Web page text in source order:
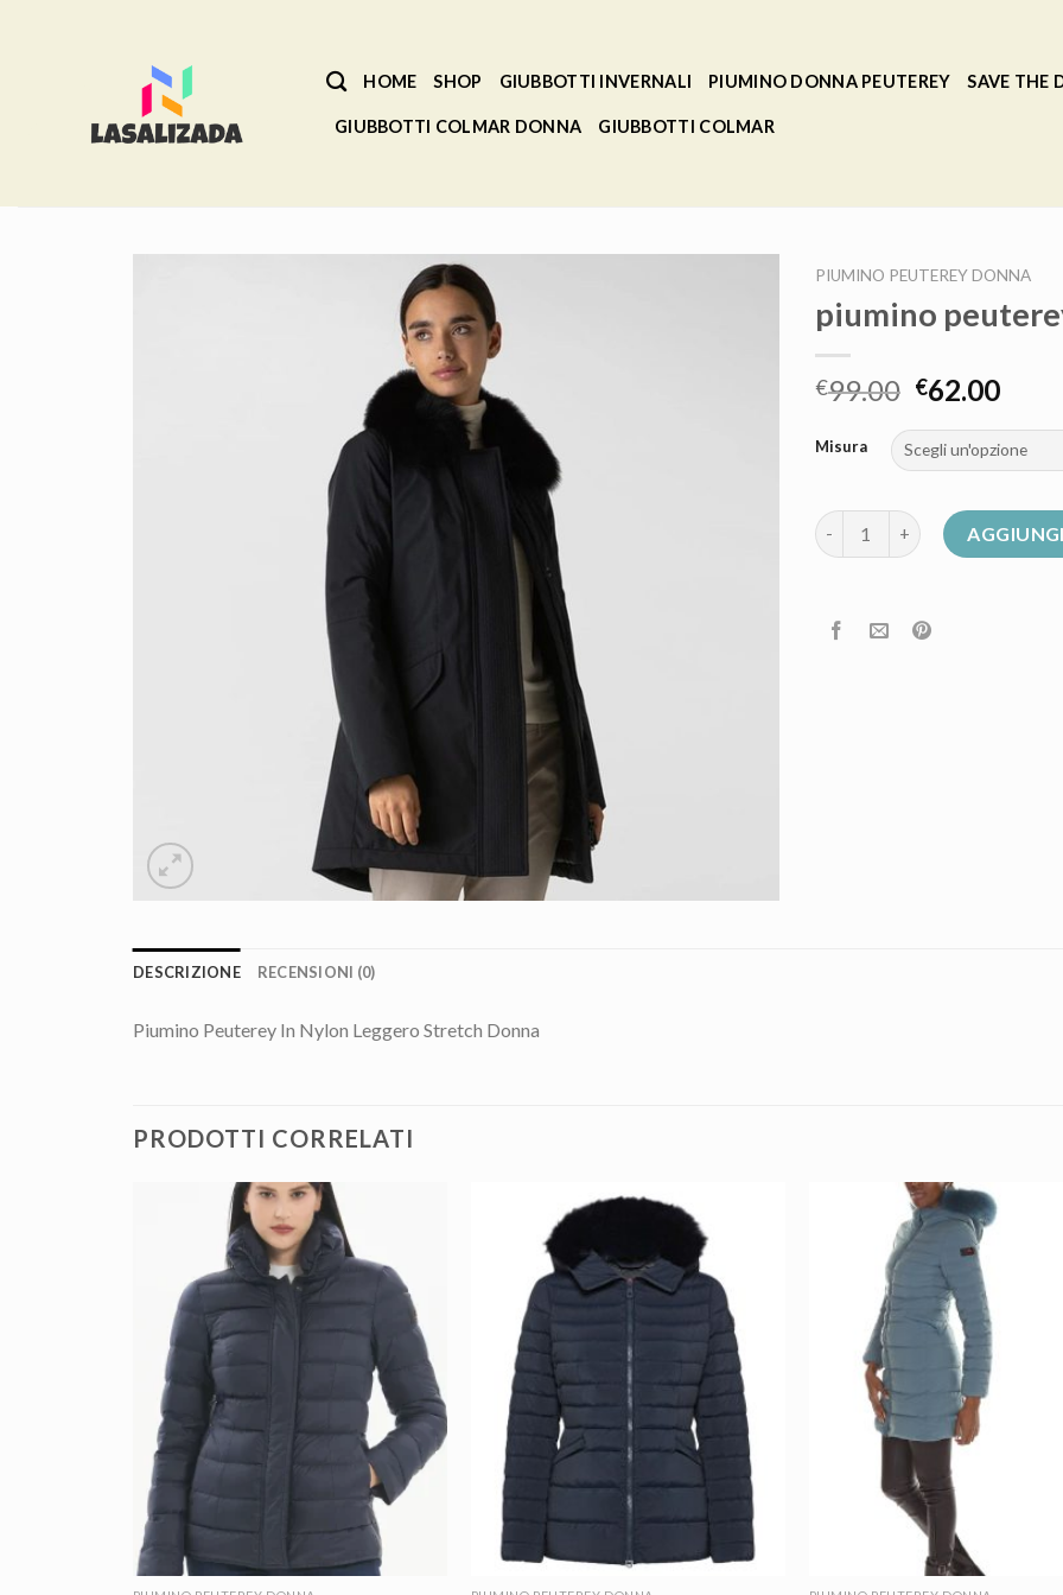
HOME SHOP GIUBBOTTI INVERNALI PIUMINO DONNA PEUTEREY SAVE THE
GIUBBOTTI COLMAR DONNA GIUBBOTTI COLMAR
PIUMINO PEUTEREY DONNA
piumino
€99.00 €62.00
Misura
piumino peuterey donna
DESCRIZIONE RECENSIONI (0)
Piumino Peuterey In Nylon Leggero Stretch Donna
PRODOTTI CORRELATI